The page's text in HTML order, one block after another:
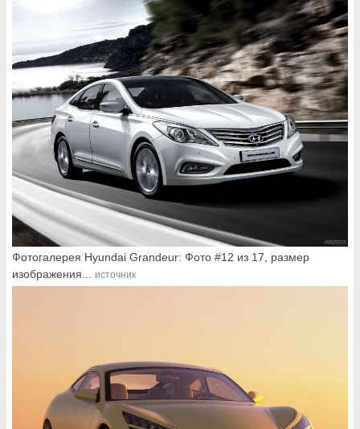
Фотогалерея Hyundai Grandeur: Фото #12 из 17, размер
изображения...
источник